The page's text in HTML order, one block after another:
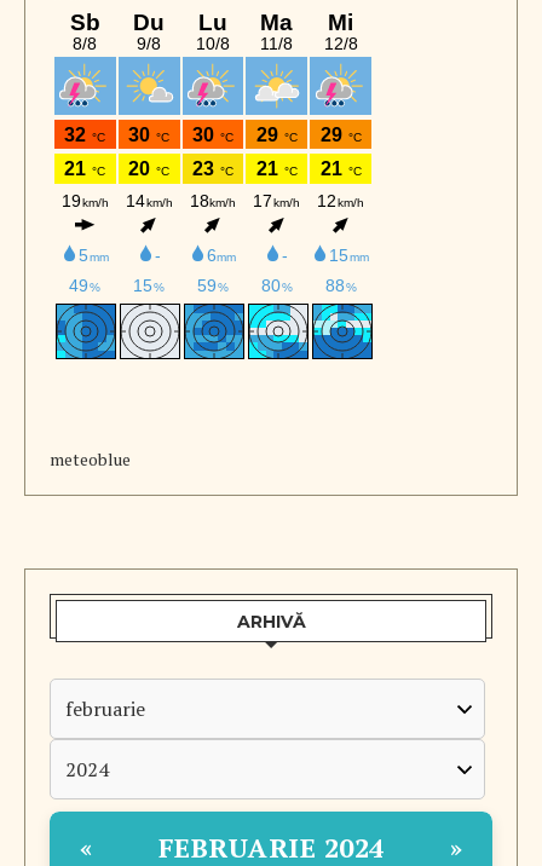
meteoblue
ARHIVĂ
« FEBRUARIE 2024 »